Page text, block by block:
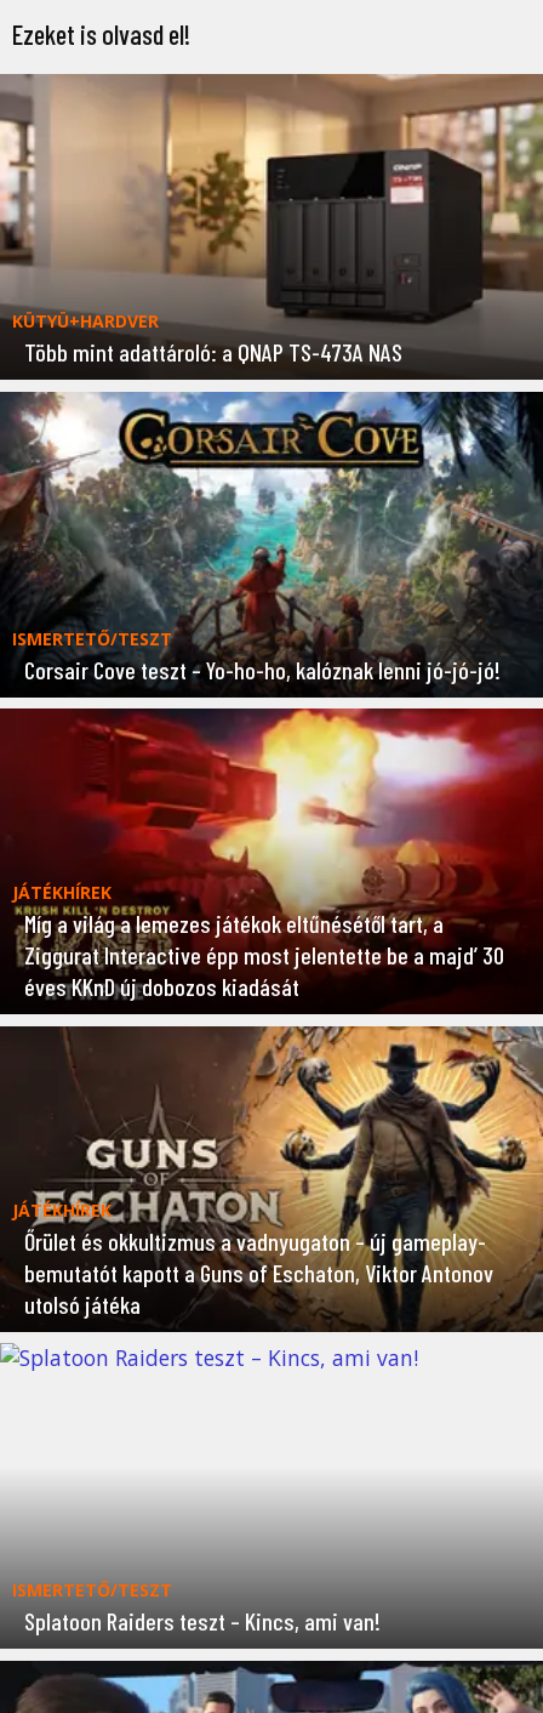
Ezeket is olvasd el!
KÜTYÜ+HARDVER
Több mint adattároló: a QNAP TS-473A NAS
ISMERTETŐ/TESZT
Corsair Cove teszt – Yo-ho-ho, kalóznak lenni jó-jó-jó!
JÁTÉKHÍREK
Míg a világ a lemezes játékok eltűnésétől tart, a
Ziggurat Interactive épp most jelentette be a majd’ 30
éves KKnD új dobozos kiadását
JÁTÉKHÍREK
Őrület és okkultizmus a vadnyugaton – új gameplay-
bemutatót kapott a Guns of Eschaton, Viktor Antonov
utolsó játéka
ISMERTETŐ/TESZT
Splatoon Raiders teszt – Kincs, ami van!